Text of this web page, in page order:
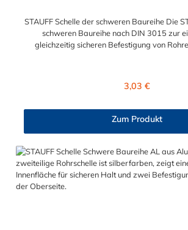
STAUFF Schelle der schweren Baureihe Die
schweren Baureihe nach DIN 3015 zur
gleichzeitig sicheren Befestigung von
Polypropylen. Passende Schrauben für die
Regulärer Preis:
3,03 €
Zum Produkt